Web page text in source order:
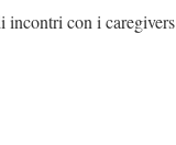
incontri con i caregivers